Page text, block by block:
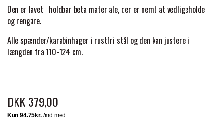
STRØMPER
HUER & HALSTØRKLÆDER
INSEKTBESKYTTELSE
HESTEBOLCHER & TREATS
TRAVDÆKKEN & TILBEHØR
SKO & VÆRKTØJ
PREMIER EQUINE LINERS & DÆKKEN
PREMIER EQUINE WALKER & RIDEDÆKKEN
PREMIER EQUINE INSEKTBESKYTTELSE
CARR & DAY & MARTIN
Den er lavet i holdbar beta materiale, der er nemt at vedligeholde
og rengøre.
Alle spænder/karabinhager i rustfri stål og den kan justere i
længden fra 110-124 cm.
DKK 379,00